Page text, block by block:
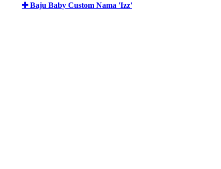
✚ Baju Baby Custom Nama 'Izz'